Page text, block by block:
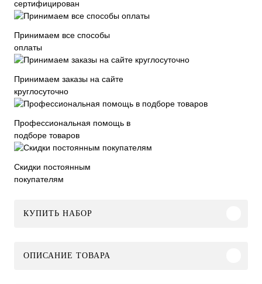
сертифицирован
Принимаем все способы
оплаты
Принимаем заказы на сайте
круглосуточно
Профессиональная помощь в
подборе товаров
Скидки постоянным
покупателям
КУПИТЬ НАБОР
ОПИСАНИЕ ТОВАРА